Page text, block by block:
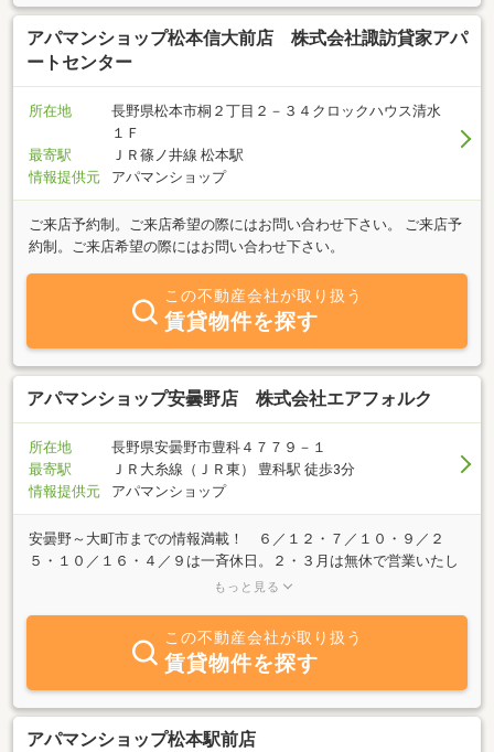
アパマンショップ松本信大前店 株式会社諏訪貸家アパ
ートセンター
所在地
長野県松本市桐２丁目２－３４クロックハウス清水
１Ｆ
最寄駅
ＪＲ篠ノ井線 松本駅
情報提供元
アパマンショップ
ご来店予約制。ご来店希望の際にはお問い合わせ下さい。 ご来店予
約制。ご来店希望の際にはお問い合わせ下さい。
この不動産会社が取り扱う
賃貸物件を探す
アパマンショップ安曇野店 株式会社エアフォルク
所在地
長野県安曇野市豊科４７７９－１
最寄駅
ＪＲ大糸線（ＪＲ東） 豊科駅 徒歩3分
情報提供元
アパマンショップ
安曇野～大町市までの情報満載！ ６／１２・７／１０・９／２
５・１０／１６・４／９は一斉休日。２・３月は無休で営業いたし
ます。ＧＷ・夏季・年末年始休暇有 ６／１２・７／１０・９／２
もっと見る
この不動産会社が取り扱う
賃貸物件を探す
アパマンショップ松本駅前店